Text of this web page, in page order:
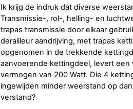
Ik krijg de indruk dat diverse
Transmissie-, rol-, helling- en
trapas transmissie door elkaar
derailleur aandrijving, met trapas
opgenomen in de trekkende
aanvoerende kettingdeel, levert
vermogen van 200 Watt. Die 4
ingewijden minder weerstand op
verstand?